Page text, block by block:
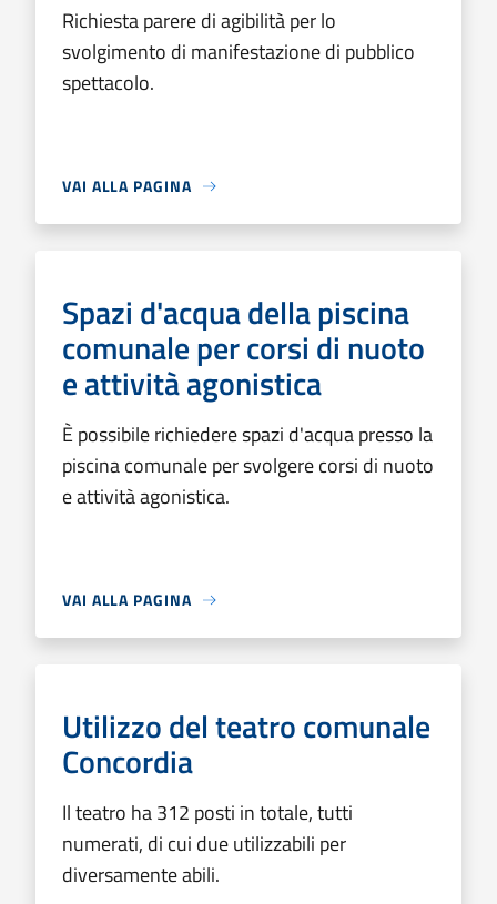
Richiesta parere di agibilità per lo
svolgimento di manifestazione di pubblico
spettacolo.
VAI ALLA PAGINA
Spazi d'acqua della piscina
comunale per corsi di nuoto
e attività agonistica
È possibile richiedere spazi d'acqua presso la
piscina comunale per svolgere corsi di nuoto
e attività agonistica.
VAI ALLA PAGINA
Utilizzo del teatro comunale
Concordia
Il teatro ha 312 posti in totale, tutti
numerati, di cui due utilizzabili per
diversamente abili.